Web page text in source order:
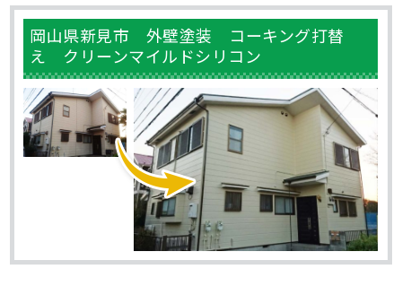
岡山県新見市 外壁塗装 コーキング打替
え クリーンマイルドシリコン